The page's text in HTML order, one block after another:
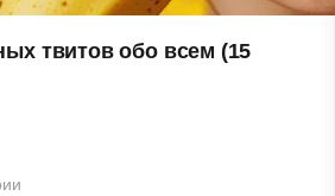
твитов обо всем (15